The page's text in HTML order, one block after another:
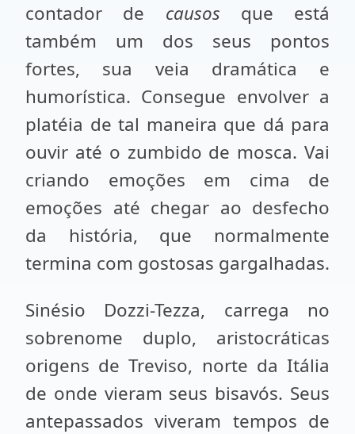
contador de causos que está
também um dos seus pontos
fortes, sua veia dramática e
humorística. Consegue envolver a
platéia de tal maneira que dá para
ouvir até o zumbido de mosca. Vai
criando emoções em cima de
emoções até chegar ao desfecho
da história, que normalmente
termina com gostosas gargalhadas.
Sinésio Dozzi-Tezza, carrega no
sobrenome duplo, aristocráticas
origens de Treviso, norte da Itália
de onde vieram seus bisavós. Seus
antepassados viveram tempos de